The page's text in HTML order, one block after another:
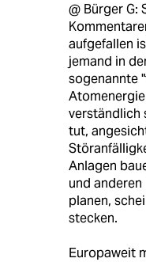
@ Bürger G:
aufgefallen
jemand in
sogenannte
verständlich
tut,
Anlagen
und
planen,
stecken.
Europaweit